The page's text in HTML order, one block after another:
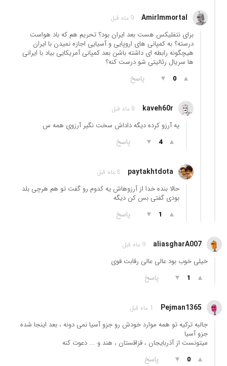
AmirImmortal 9 ماه قبل
برای نتفلیکس هست بعد ایران بود؟ تحریم هم که باد هواست
درسته؟ به کمپانی های اروپایی و آسیایی اجازه نمیدن با ایران
هیچگونه رابطه ای داشته باشن بعد کمپانی آمریکایی بیاد با ایرانی
ها سریال رئالیتی شو درست کنه؟
▲
0
▼ پاسخ
kaveh60r 8 ماه قبل
یه آرزو کرده دیگه داداش سخت نگیر آرزوی همه س
▲
4
▼ پاسخ
paytakhtdota 8 ماه قبل
حالا بنده خدا از آرزوهاش یه کدوم رو گفت تو هم هرچی بلد
بودی گفتی بس کن دیگه
▲
1
▼ پاسخ
aliasgharA007 9 ماه قبل
خیلی خوب بود عالی عالی رقابت قوی
▲
1
▼ پاسخ
Pejman1365 1 ماه قبل
جالبه ترکیه تو همه موارد خودش رو جزو آسیا نمی دونه ، بعد اینجا شده
جزو آسیا
میتونست از آذربایجان ، قزاقستان ، هند و ... دعوت کنه
▲
0
▼ پاسخ